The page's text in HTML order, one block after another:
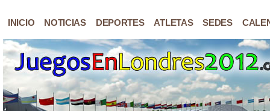
INICIO NOTICIAS DEPORTES ATLETAS SEDES